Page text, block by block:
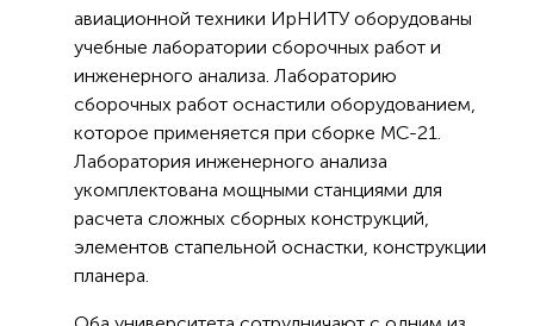
авиационной техники ИрНИТУ оборудованы
учебные лаборатории сборочных работ и
инженерного анализа. Лабораторию
сборочных работ оснастили оборудованием,
которое применяется при сборке МС-21.
Лаборатория инженерного анализа
укомплектована мощными станциями для
расчета сложных сборных конструкций,
элементов стапельной оснастки, конструкции
планера.